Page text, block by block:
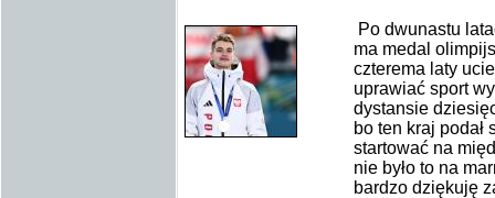
Po dwunastu
ma medal
czterema laty
uprawiać sport
dystansie
bo ten kraj podał
startować na
nie było to na
bardzo dziękuję